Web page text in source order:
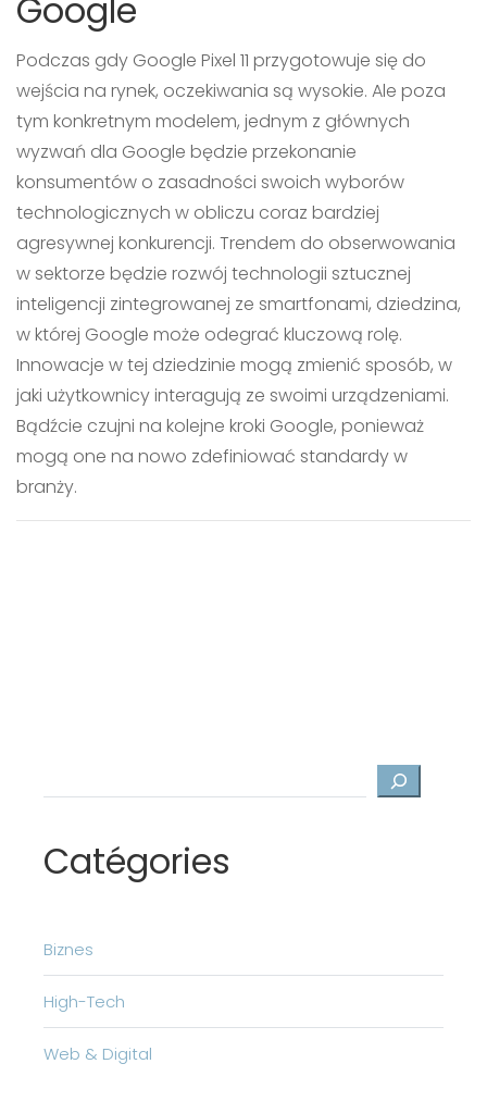
Google
Podczas gdy Google Pixel 11 przygotowuje się do
wejścia na rynek, oczekiwania są wysokie. Ale poza
tym konkretnym modelem, jednym z głównych
wyzwań dla Google będzie przekonanie
konsumentów o zasadności swoich wyborów
technologicznych w obliczu coraz bardziej
agresywnej konkurencji. Trendem do obserwowania
w sektorze będzie rozwój technologii sztucznej
inteligencji zintegrowanej ze smartfonami, dziedzina,
w której Google może odegrać kluczową rolę.
Innowacje w tej dziedzinie mogą zmienić sposób, w
jaki użytkownicy interagują ze swoimi urządzeniami.
Bądźcie czujni na kolejne kroki Google, ponieważ
mogą one na nowo zdefiniować standardy w
branży.
Catégories
Biznes
High-Tech
Web & Digital